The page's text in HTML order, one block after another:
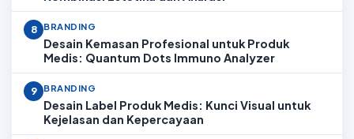
8 BRANDING
Desain Kemasan Profesional untuk Produk
Medis: Quantum Dots Immuno Analyzer
9 BRANDING
Desain Label Produk Medis: Kunci Visual untuk
Kejelasan dan Kepercayaan